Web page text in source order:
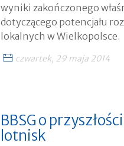
wyniki zakończonego
dotyczącego potencjału
lokalnych w Wielkopolsce.
czwartek, 29 maja 2014
BBSG o
lotnisk